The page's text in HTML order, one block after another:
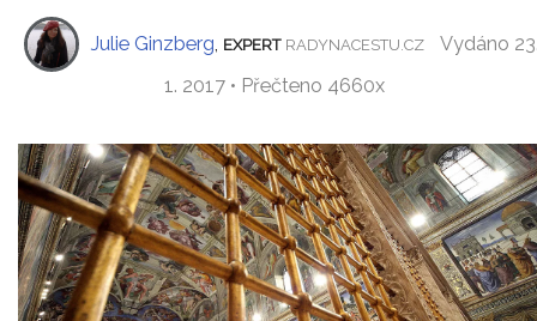
Julie Ginzberg EXPERT RADYNACESTU.CZ
Vydáno
1. 2017 • Přečteno 4660x